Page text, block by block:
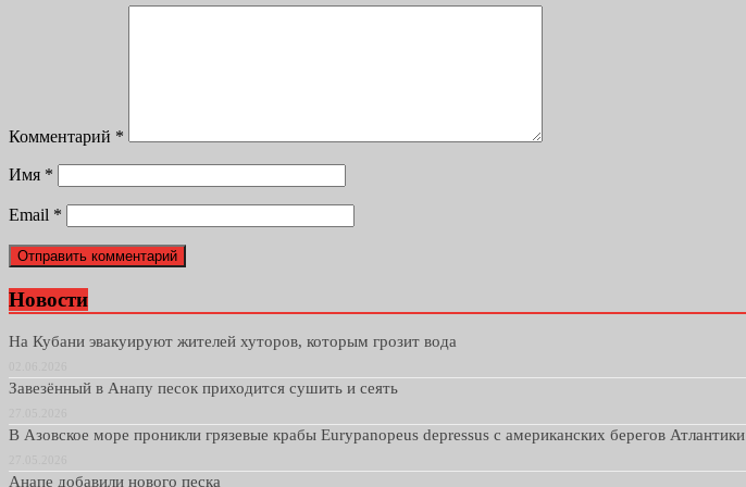
Комментарий *
Имя *
Email *
Новости
На Кубани эвакуируют жителей хуторов, которым грозит вода
Завезённый в Анапу песок приходится сушить и сеять
В Азовское море проникли грязевые крабы Eurypanopeus depressus с американских берегов Атлантики
Анапе добавили нового песка